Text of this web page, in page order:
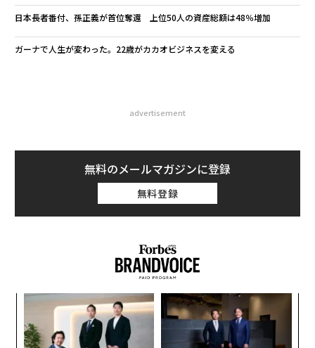
日本長者番付、孫正義が首位奪還 上位50人の資産総額は48％増加
ガーナで人生が変わった。22歳がカカオビジネスを変える
advertisement
無料のメールマガジンに登録
無料登録